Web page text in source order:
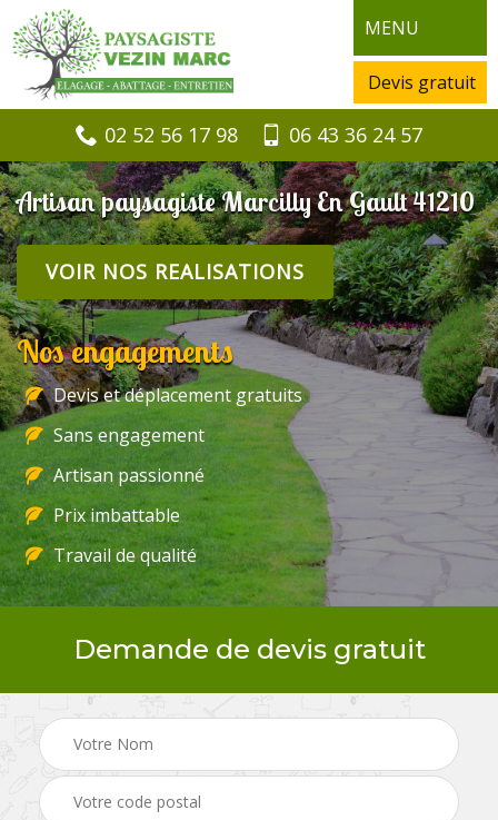
MENU
Devis gratuit
02 52 56 17 98 06 43 36 24 57
Artisan paysagiste Marcilly En Gault 41210
VOIR NOS REALISATIONS
Nos engagements
Devis et déplacement gratuits
Sans engagement
Artisan passionné
Prix imbattable
Travail de qualité
Demande de devis gratuit